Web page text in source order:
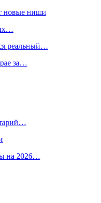
новые ниши
реальный…
за…
на 2026…